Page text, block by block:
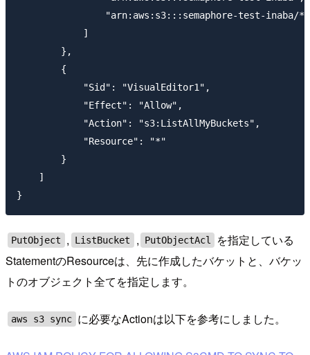
                "arn:aws:s3:::semaphore-test-inaba/*"
            ]
        },
        {
            "Sid": "VisualEditor1",
            "Effect": "Allow",
            "Action": "s3:ListAllMyBuckets",
            "Resource": "*"
        }
    ]
PutObject , ListBucket , PutObjectAcl
を指定している
StatementのResourceは、先に作成したバケットと、バケッ
トのオブジェクト全てを指定します。
aws s3 sync に必要なActionは以下を参考にしました。